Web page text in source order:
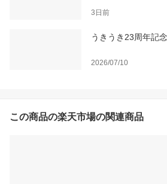
3日前
うきうき23周年記
2026/07/10
この商品の楽天市場の関連商品